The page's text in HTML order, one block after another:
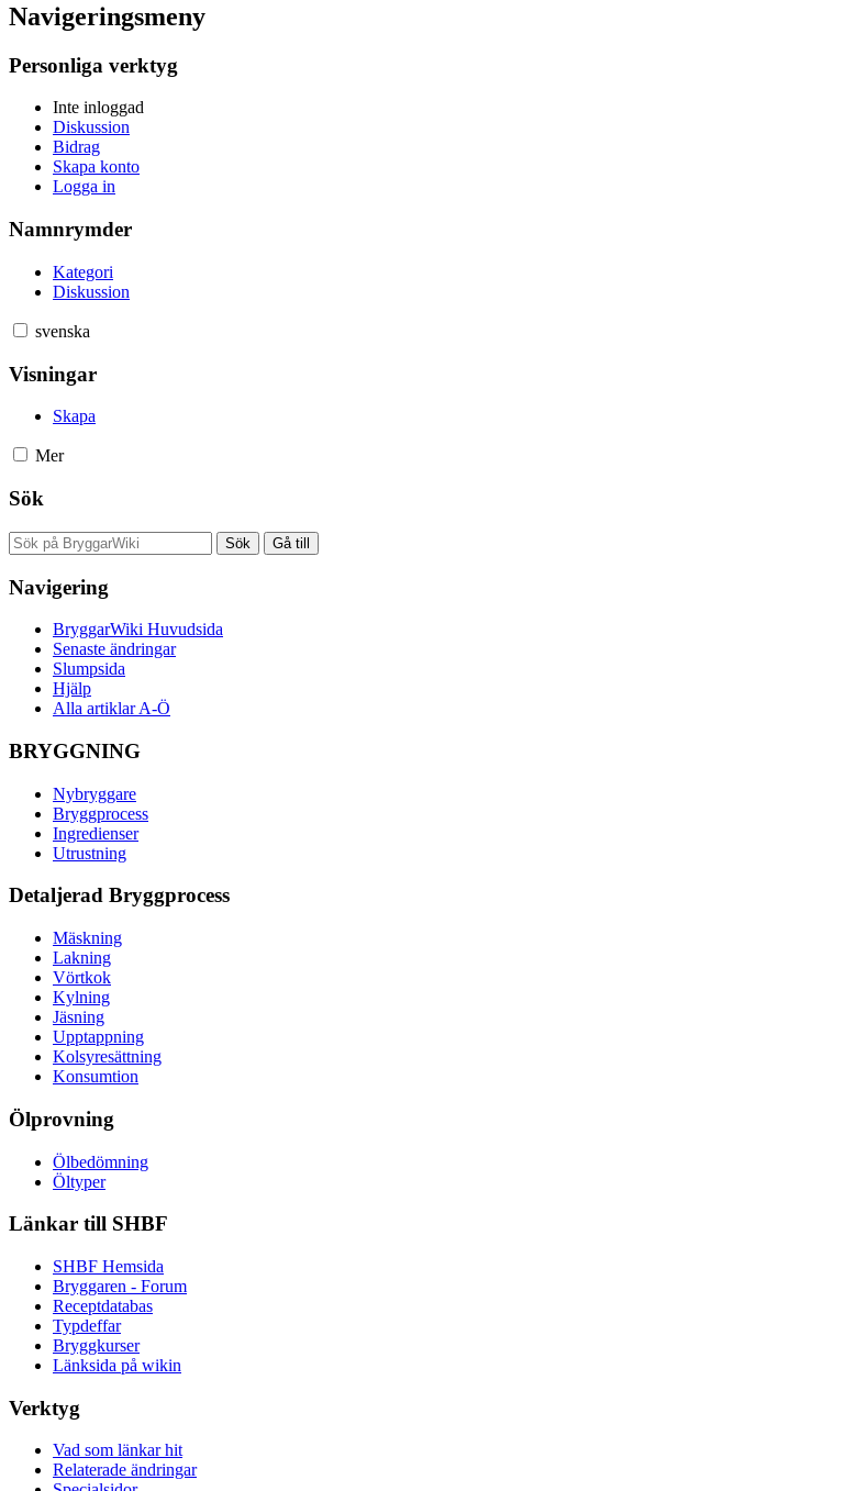
Navigeringsmeny
Personliga verktyg
Inte inloggad
Diskussion
Bidrag
Skapa konto
Logga in
Namnrymder
Kategori
Diskussion
svenska
Visningar
Skapa
Mer
Sök
Navigering
BryggarWiki Huvudsida
Senaste ändringar
Slumpsida
Hjälp
Alla artiklar A-Ö
BRYGGNING
Nybryggare
Bryggprocess
Ingredienser
Utrustning
Detaljerad Bryggprocess
Mäskning
Lakning
Vörtkok
Kylning
Jäsning
Upptappning
Kolsyresättning
Konsumtion
Ölprovning
Ölbedömning
Öltyper
Länkar till SHBF
SHBF Hemsida
Bryggaren - Forum
Receptdatabas
Typdeffar
Bryggkurser
Länksida på wikin
Verktyg
Vad som länkar hit
Relaterade ändringar